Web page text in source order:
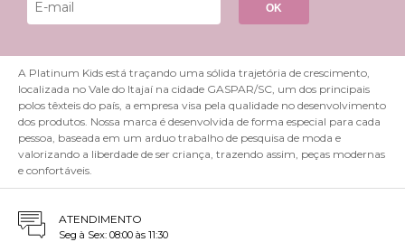
OK
A Platinum Kids está traçando uma sólida trajetória de crescimento,
localizada no Vale do Itajaí na cidade GASPAR/SC, um dos principais
polos têxteis do país, a empresa visa pela qualidade no desenvolvimento
dos produtos. Nossa marca é desenvolvida de forma especial para cada
pessoa, baseada em um arduo trabalho de pesquisa de moda e
valorizando a liberdade de ser criança, trazendo assim, peças modernas
e confortáveis.
ATENDIMENTO
Seg à Sex: 08:00 às 11:30